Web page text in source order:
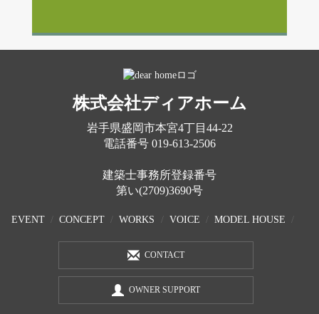
株式会社ディアホーム
岩手県盛岡市本宮4丁目44-22
電話番号 019-613-2506
建築士事務所登録番号
第い(2709)3690号
EVENT CONCEPT WORKS VOICE MODEL HOUSE
CONTACT
OWNER SUPPORT